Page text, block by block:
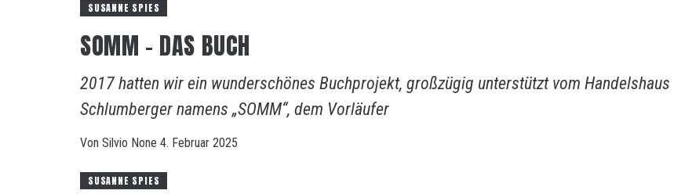
SUSANNE SPIES
SOMM – DAS BUCH
2017 hatten wir ein wunderschönes Buchprojekt, großzügig unterstützt vom Handelshaus
Schlumberger namens „SOMM“, dem Vorläufer
Von Silvio None 4. Februar 2025
SUSANNE SPIES